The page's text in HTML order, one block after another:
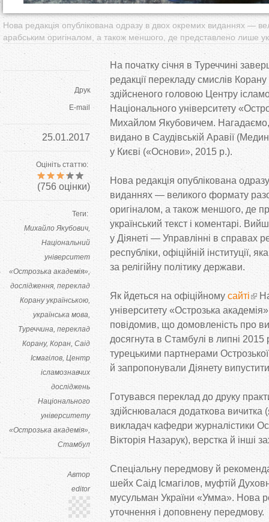
Нова редакція опублікована одразу в двох окремих виданнях —
арабським оригіналом, а також меншого, де представлено лише
Друк
E-mail
25.01.2017
Оцініть статтю:
(756 оцінки)
Теги:
Михайло Якубович
Національний
університет
«Острозька академія»
дослідження переклад
Корану українською
українська мова
Туреччина переклад
Корану Коран Саід
Ісмагілов Центр
ісламознавчих
досліджень
Національного
університету
«Острозька академія»
Стамбул
Автор
editor
На початку січня в Туреччині
редакції перекладу смислів
здійсненого головою Центру
Національного університету «
Михайлом Якубовичем.
видано в Саудівській Аравії
у Києві («Основи», 2015 р.).
Нова редакція опублікована
виданнях — великого формату
оригіналом, а також меншого, де
український текст і коментарі.
у Діянеті — Управлінні в справах
республіки, офіційній інституції,
за релігійну політику держави.
Як йдеться на офіційному сайті
університету «Острозька академія»
повідомив, що домовленість про
досягнута в Стамбулі в липні 2015
турецькими партнерами Острозької
й запропонували Діянету
Готувався переклад до друку
здійснювалася додаткова вичитка
викладач кафедри журналістики
Вікторія Назарук), верстка й інші
Спеціальну передмову й
шейх Саід Ісмагілов, муфтій
мусульман України «Умма». Нова
уточнення і доповнену передмову.